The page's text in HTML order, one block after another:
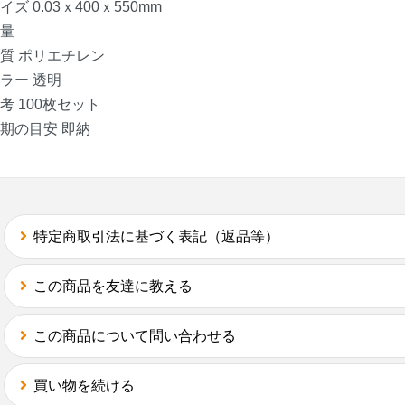
ズ 0.03ｘ400ｘ550mm
ポリエチレン
ー 透明
100枚セット
の目安 即納
特定商取引法に基づく表記（返品等）
この商品を友達に教える
この商品について問い合わせる
買い物を続ける